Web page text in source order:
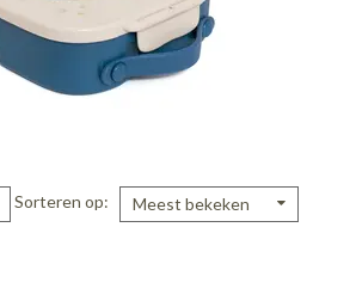
Sorteren op Meest bekeken